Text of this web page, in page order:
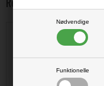
Nødvendige
Funktionelle
EZ Mount - ORIGINAL i ark